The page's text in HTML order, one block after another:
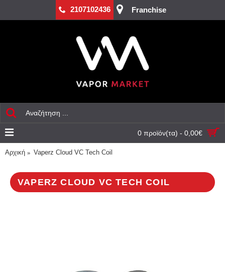
2107102436 Franchise
0 προϊόν(τα) - 0,00€
Αρχική Vaperz Cloud VC Tech Coil
VAPERZ CLOUD VC TECH COIL